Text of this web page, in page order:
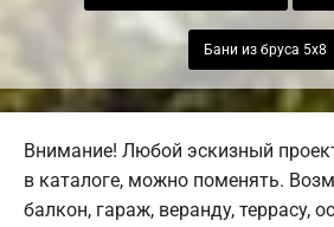
Бани из бруса 5х8
Внимание! Любой эскизный
в каталоге, можно поменять.
балкон, гараж, веранду, террасу,